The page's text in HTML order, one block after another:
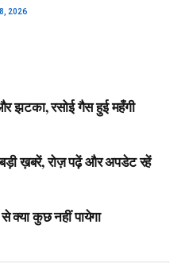
2026
झटका, रसोई गैस हुई महँगी
ख़बरें, रोज़ पढ़ें और अपडेट रहें
क्या कुछ नहीं पायेगा